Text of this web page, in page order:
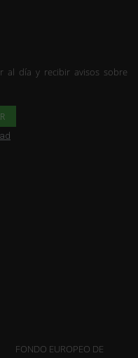
al día y recibir avisos sobre
FONDO EUROPEO DE